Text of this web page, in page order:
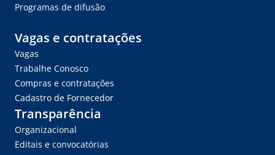
Programas de difusão
Vagas e contratações
Vagas
Trabalhe Conosco
Compras e contratações
Cadastro de Fornecedor
Transparência
Organizacional
Editais e convocatórias